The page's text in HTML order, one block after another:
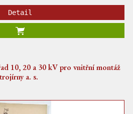
Detail
10, 20 a 30 kV pro vnitřní montáž
a. s.